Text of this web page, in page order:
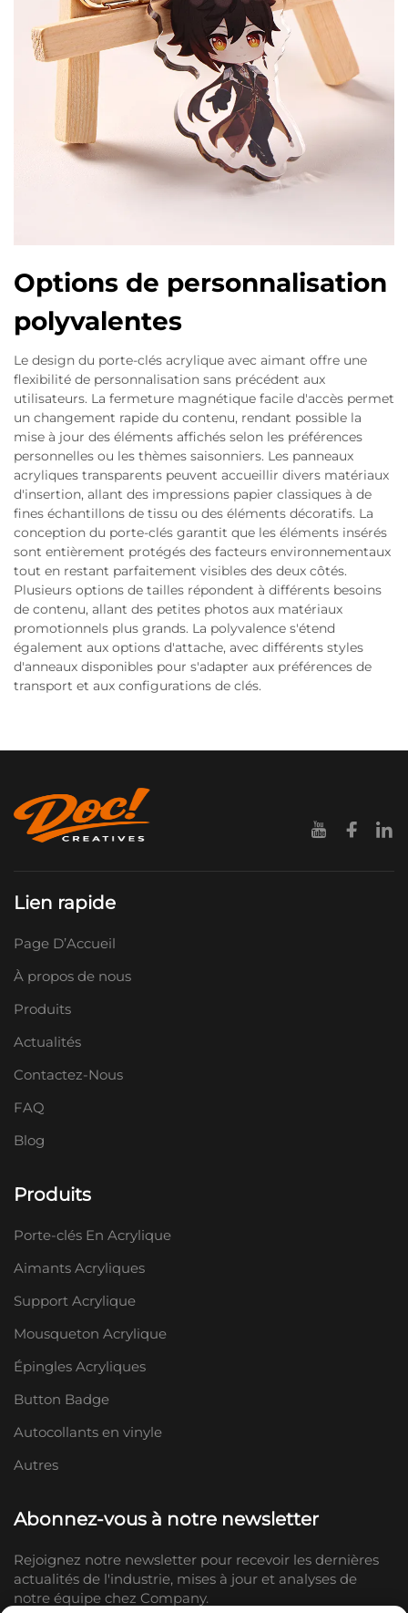
Options de personnalisation
polyvalentes
Le design du porte-clés acrylique avec aimant offre une
flexibilité de personnalisation sans précédent aux
utilisateurs. La fermeture magnétique facile d'accès permet
un changement rapide du contenu, rendant possible la
mise à jour des éléments affichés selon les préférences
personnelles ou les thèmes saisonniers. Les panneaux
acryliques transparents peuvent accueillir divers matériaux
d'insertion, allant des impressions papier classiques à de
fines échantillons de tissu ou des éléments décoratifs. La
conception du porte-clés garantit que les éléments insérés
sont entièrement protégés des facteurs environnementaux
tout en restant parfaitement visibles des deux côtés.
Plusieurs options de tailles répondent à différents besoins
de contenu, allant des petites photos aux matériaux
promotionnels plus grands. La polyvalence s'étend
également aux options d'attache, avec différents styles
d'anneaux disponibles pour s'adapter aux préférences de
transport et aux configurations de clés.
Lien rapide
Page D’Accueil
À propos de nous
Produits
Actualités
Contactez-Nous
FAQ
Blog
Produits
Porte-clés En Acrylique
Aimants Acryliques
Support Acrylique
Mousqueton Acrylique
Épingles Acryliques
Button Badge
Autocollants en vinyle
Autres
Abonnez-vous à notre newsletter
Rejoignez notre newsletter pour recevoir les dernières
actualités de l'industrie, mises à jour et analyses de
notre équipe chez Company.